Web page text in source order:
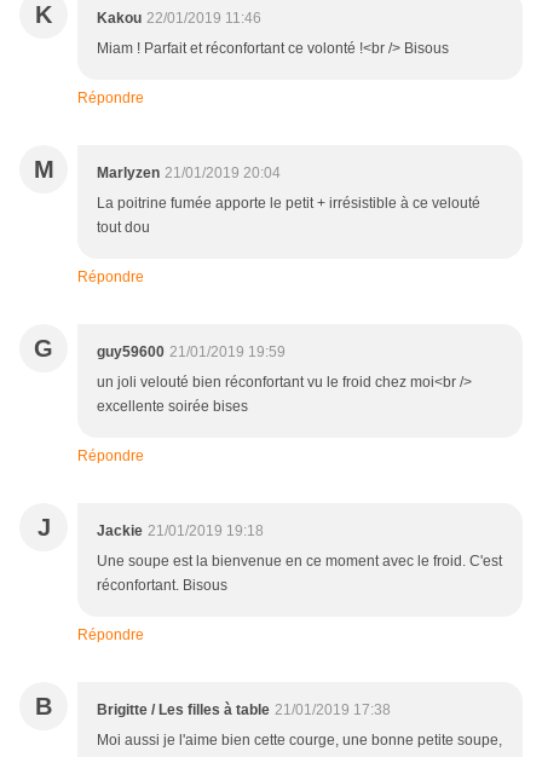
K Kakou 22/01/2019 11:46
Miam ! Parfait et réconfortant ce volonté !<br /> Bisous
Répondre
M Marlyzen 21/01/2019 20:04
La poitrine fumée apporte le petit + irrésistible à ce velouté
tout dou
Répondre
G guy59600 21/01/2019 19:59
un joli velouté bien réconfortant vu le froid chez moi<br />
excellente soirée bises
Répondre
J Jackie 21/01/2019 19:18
Une soupe est la bienvenue en ce moment avec le froid. C'est
réconfortant. Bisous
Répondre
B Brigitte / Les filles à table 21/01/2019 17:38
Moi aussi je l'aime bien cette courge, une bonne petite soupe,